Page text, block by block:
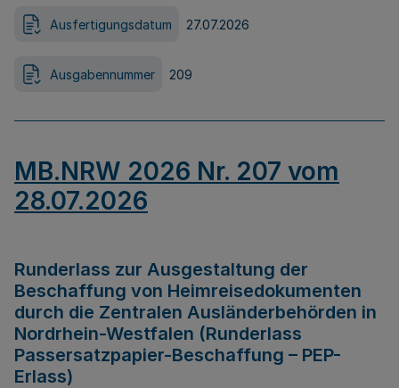
Ausfertigungsdatum 27.07.2026
Ausgabennummer 209
MB.NRW 2026 Nr. 207 vom
28.07.2026
Runderlass zur Ausgestaltung der
Beschaffung von Heimreisedokumenten
durch die Zentralen Ausländerbehörden in
Nordrhein-Westfalen (Runderlass
Passersatzpapier-Beschaffung – PEP-
Erlass)